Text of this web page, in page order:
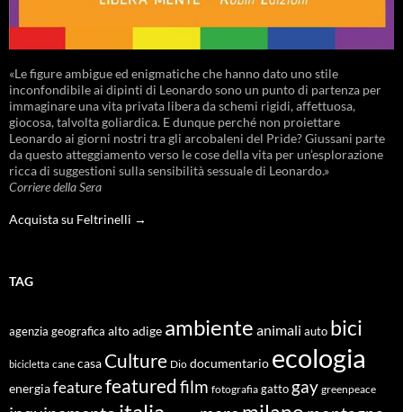
«Le figure ambigue ed enigmatiche che hanno dato uno stile
inconfondibile ai dipinti di Leonardo sono un punto di partenza per
immaginare una vita privata libera da schemi rigidi, affettuosa,
giocosa, talvolta goliardica. E dunque perché non proiettare
Leonardo ai giorni nostri tra gli arcobaleni del Pride? Giussani parte
da questo atteggiamento verso le cose della vita per un’esplorazione
ricca di suggestioni sulla sensibilità sessuale di Leonardo.»
Corriere della Sera
Acquista su Feltrinelli →
TAG
agenzia geografica alto adige ambiente animali auto bici
bicicletta cane casa Culture Dio documentario ecologia
energiafeaturefeaturedfilm fotografia gatto gay greenpeace